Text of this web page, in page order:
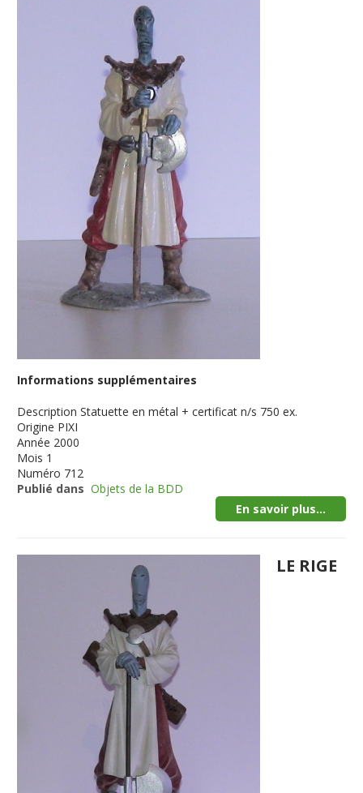
Informations supplémentaires
Description Statuette en métal + certificat n/s 750 ex.
Origine PIXI
Année 2000
Mois 1
Numéro 712
Publié dans Objets de la BDD
En savoir plus...
LE RIGE